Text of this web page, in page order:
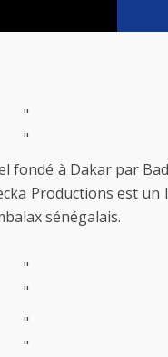
"
"
fondé à Dakar par
Productions est
sénégalais.
"
"
"
"